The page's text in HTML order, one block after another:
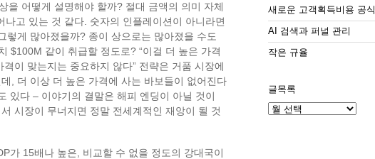
을 어떻게 설명해야 할까? 절대 금액의 의미 자체
고 있는 것 같다. 숫자의 인플레이션이 아니라면
렇게 많아졌을까? 종이 상으로는 많아졌을 수도
$100M 같이 취급할 정도로? “이걸 더 높은 가격
이 맞는지는 중요하지 않다” 전략은 거품 시장에
, 더 이상 더 높은 가격에 사는 바보들이 없어진다
있다 – 이야기의 결말은 해피 엔딩이 아닐 것이
시장이 무너지면 정말 전세계적인 재앙이 될 것
가 15배나 높은, 비교할 수 없을 정도의 강대국이
새로운 고객획득비용 공식
AI 검색과 퍼널 관리
작은 규율
글목록
글